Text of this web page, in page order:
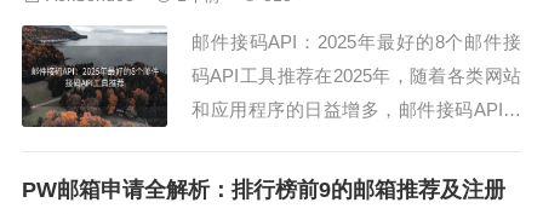
利到达收件人。2. 免费发送邮件...
邮件接码API：2025年最好的8个邮件接
码API工具推荐在2025年，随着各类网站
和应用程序的日益增多，邮件接码API成
API不仅提供了临时邮箱服务，还能有效
PW邮箱申请全解析：排行榜前9的邮箱推荐及注册